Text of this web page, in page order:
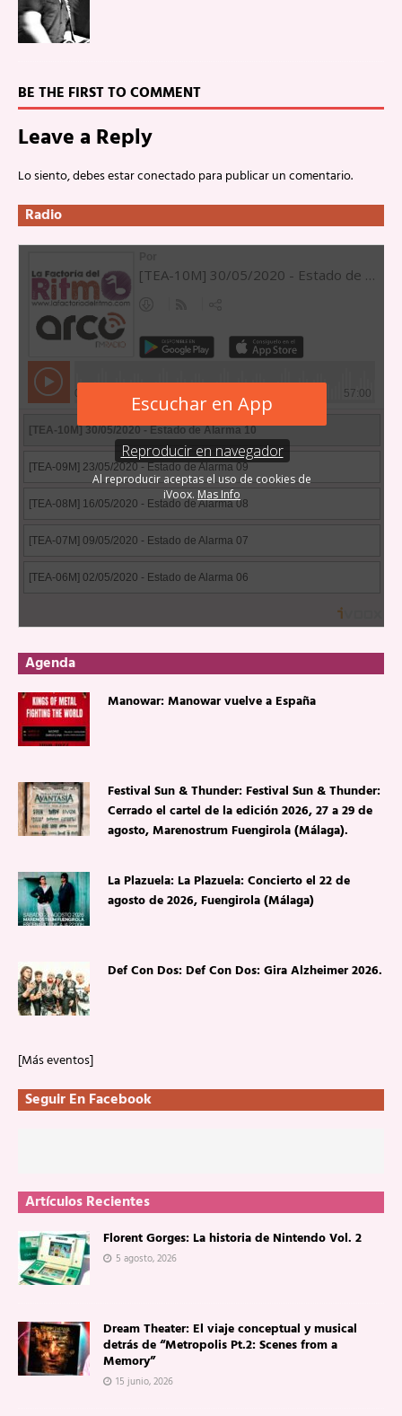
BE THE FIRST TO COMMENT
Leave a Reply
Lo siento, debes estarconectadopara publicar un comentario.
Radio
Agenda
Manowar: Manowar vuelve a España
Festival Sun & Thunder: Festival Sun & Thunder:
Cerrado el cartel de la edición 2026, 27 a 29 de
agosto, Marenostrum Fuengirola (Málaga).
La Plazuela: La Plazuela: Concierto el 22 de
agosto de 2026, Fuengirola (Málaga)
Def Con Dos: Def Con Dos: Gira Alzheimer 2026.
[Más eventos]
Seguir En Facebook
Artículos Recientes
Florent Gorges: La historia de Nintendo Vol. 2
5 agosto, 2026
Dream Theater: El viaje conceptual y musical
detrás de “Metropolis Pt.2: Scenes from a
Memory”
15 junio, 2026